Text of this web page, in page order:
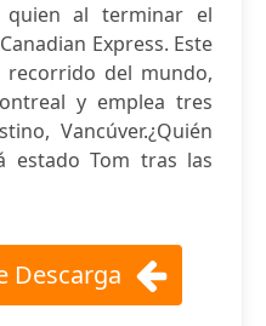
quien al terminar el
Express. Este
del mundo,
y emplea tres
Vancúver.¿Quién
estado Tom tras las
Descarga